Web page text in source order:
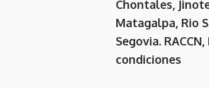
Chontales,
Matagalpa, Rio
Segovia.
condiciones